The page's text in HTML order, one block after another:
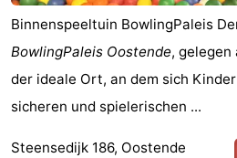
Binnenspeeltuin BowlingPaleis
BowlingPaleis Oostende, gelegen
der ideale Ort, an dem sich
sicheren und spielerischen ...
Steensedijk 186, Oostende